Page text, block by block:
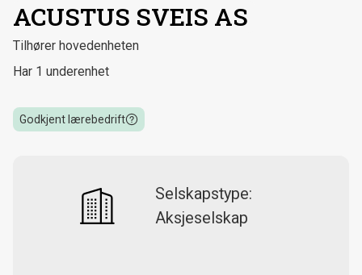
ACUSTUS SVEIS AS
Tilhører hovedenheten
Har 1 underenhet
Godkjent lærebedrift
Selskapstype:
Aksjeselskap